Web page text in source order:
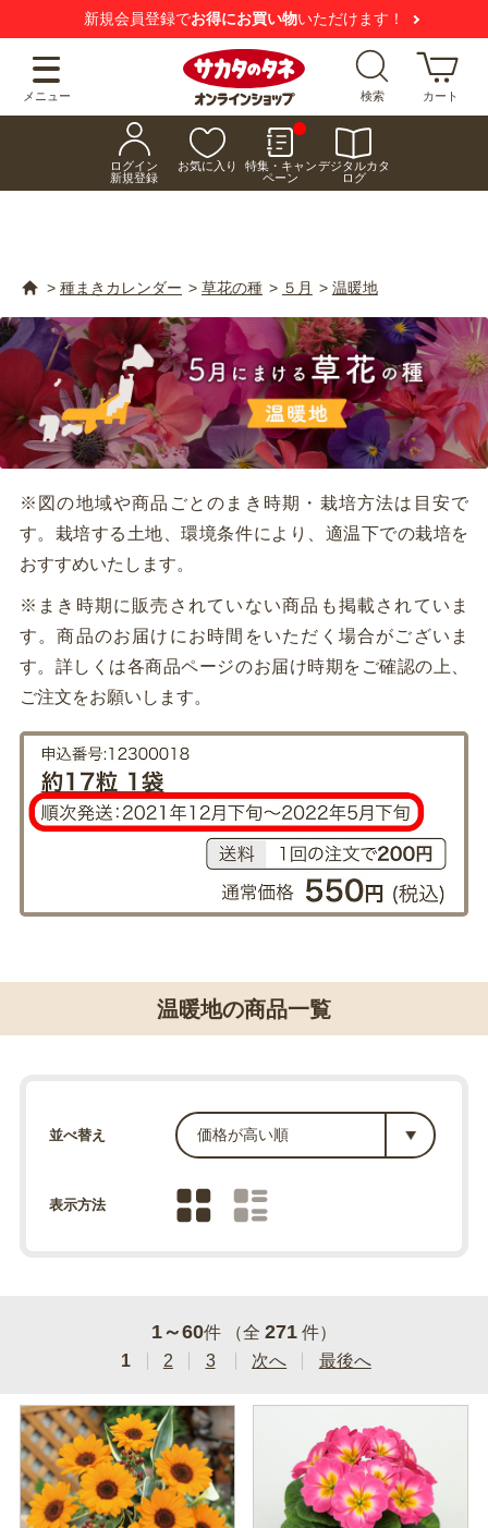
【注意喚起】悪質な偽サイトにご注意ください
メニュー 検索 カート
ログイン
新規登録
お気に入り
特集・キャン
ペーン
デジタルカタ
ログ
> 種まきカレンダー > 草花の種 > ５月 > 温暖地
※図の地域や商品ごとのまき時期・栽培方法は目安で
す。栽培する土地、環境条件により、適温下での栽培を
おすすめいたします。
※まき時期に販売されていない商品も掲載されていま
す。商品のお届けにお時間をいただく場合がございま
す。詳しくは各商品ページのお届け時期をご確認の上、
ご注文をお願いします。
温暖地の商品一覧
並べ替え
表示方法
1～60件 （全 271 件）
1
2 3 次へ 最後へ